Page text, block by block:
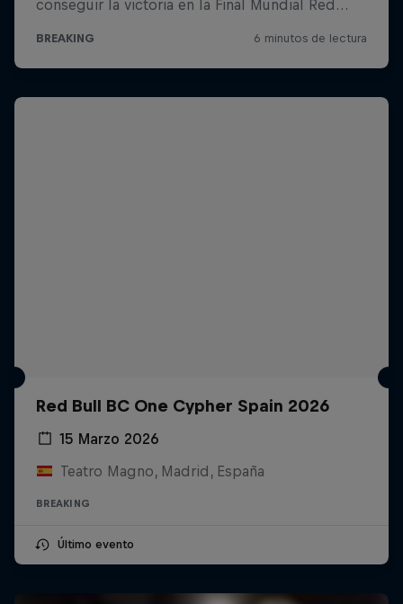
Red Bull BC One Cypher Spain 2026
15 Marzo 2026
Teatro Magno, Madrid, España
BREAKING
Último evento